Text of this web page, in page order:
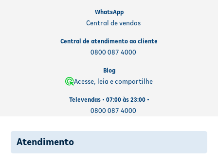
WhatsApp
Central de vendas
Central de atendimento ao cliente
0800 087 4000
Blog
Acesse, leia e compartilhe
Televendas • 07:00 às 23:00 •
0800 087 4000
Atendimento